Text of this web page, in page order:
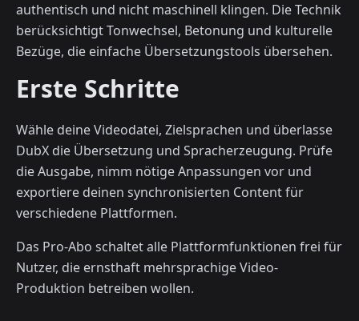
authentisch und nicht maschinell klingen. Die Technik
berücksichtigt Tonwechsel, Betonung und kulturelle
Bezüge, die einfache Übersetzungstools übersehen.
Erste Schritte
Wähle deine Videodatei, Zielsprachen und überlasse
DubX die Übersetzung und Spracherzeugung. Prüfe
die Ausgabe, nimm nötige Anpassungen vor und
exportiere deinen synchronisierten Content für
verschiedene Plattformen.
Das Pro-Abo schaltet alle Plattformfunktionen frei für
Nutzer, die ernsthaft mehrsprachige Video-
Produktion betreiben wollen.